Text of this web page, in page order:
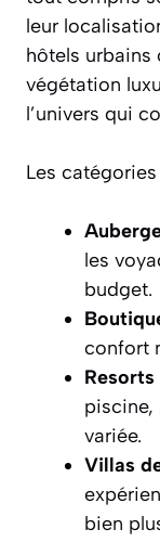
leur
hôtels urbains
végétation
l’univers qui
Les
les
budget.
confort
piscine,
variée.
Villas
bien